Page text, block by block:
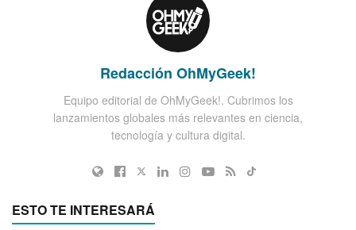
Redacción OhMyGeek!
Equipo editorial de OhMyGeek!. Cubrimos los
lanzamientos globales más relevantes en ciencia,
tecnología y cultura digital.
ESTO TE INTERESARÁ